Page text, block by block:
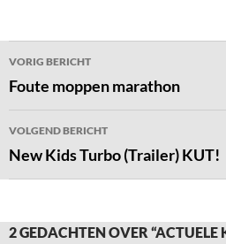
Bericht
navigatie
VORIG BERICHT
Foute moppen marathon
VOLGEND BERICHT
New Kids Turbo (Trailer) KUT!
2 GEDACHTEN OVER “ACTUELE